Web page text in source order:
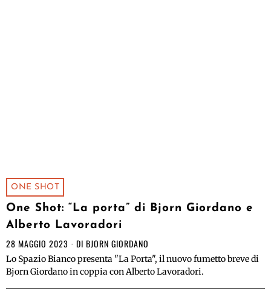
ONE SHOT
One Shot: “La porta” di Bjorn Giordano e
Alberto Lavoradori
28 MAGGIO 2023 DI BJORN GIORDANO
Lo Spazio Bianco presenta "La Porta", il nuovo fumetto breve di
Bjorn Giordano in coppia con Alberto Lavoradori.